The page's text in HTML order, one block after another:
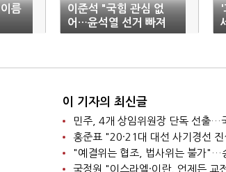
름
이준석 "국힘 관심 없
어…윤석열 선거 빠져
달라"
'
이 기자의 최신글
민주, 4개 상임위원장 단독 선출…
홍준표 "20·21대 대선 사기경선
"예결위는 협조, 법사위는 불가"…
국정원 "이스라엘·이란, 언제든 교